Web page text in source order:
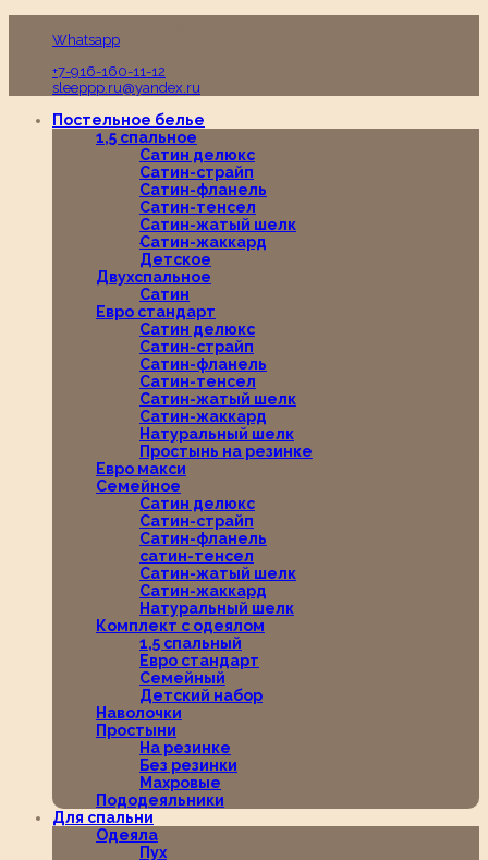
Whatsapp
+7-916-160-11-12
sleeppp.ru@yandex.ru
Постельное белье
1,5 спальное
Сатин делюкс
Сатин-страйп
Сатин-фланель
Сатин-тенсел
Сатин-жатый шелк
Сатин-жаккард
Детское
Двухспальное
Сатин
Евро стандарт
Сатин делюкс
Сатин-страйп
Сатин-фланель
Сатин-тенсел
Сатин-жатый шелк
Сатин-жаккард
Натуральный шелк
Простынь на резинке
Евро макси
Семейное
Сатин делюкс
Сатин-страйп
Сатин-фланель
сатин-тенсел
Сатин-жатый шелк
Сатин-жаккард
Натуральный шелк
Комплект с одеялом
1,5 спальный
Евро стандарт
Семейный
Детский набор
Наволочки
Простыни
На резинке
Без резинки
Махровые
Пододеяльники
Для спальни
Одеяла
Пух